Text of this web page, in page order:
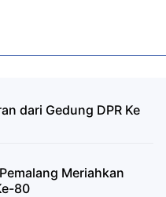
dari Gedung DPR Ke
Meriahkan
80